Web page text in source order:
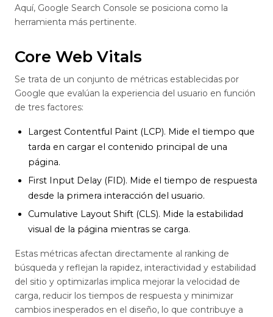
Aquí, Google Search Console se posiciona como la
herramienta más pertinente.
Core Web Vitals
Se trata de un conjunto de métricas establecidas por
Google que evalúan la experiencia del usuario en función
de tres factores:
Largest Contentful Paint (LCP). Mide el tiempo que
tarda en cargar el contenido principal de una
página.
First Input Delay (FID). Mide el tiempo de respuesta
desde la primera interacción del usuario.
Cumulative Layout Shift (CLS). Mide la estabilidad
visual de la página mientras se carga.
Estas métricas afectan directamente al ranking de
búsqueda y reflejan la rapidez, interactividad y estabilidad
del sitio y optimizarlas implica mejorar la velocidad de
carga, reducir los tiempos de respuesta y minimizar
cambios inesperados en el diseño, lo que contribuye a